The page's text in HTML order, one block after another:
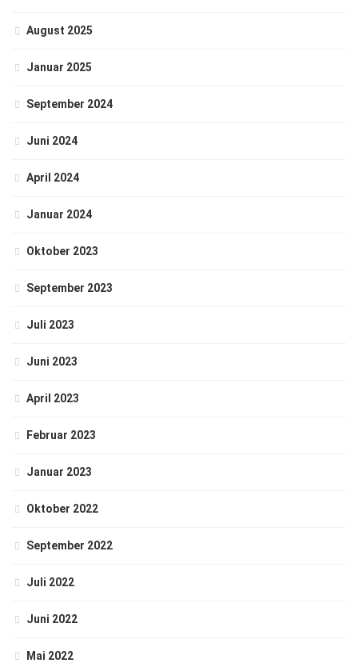
August 2025
Januar 2025
September 2024
Juni 2024
April 2024
Januar 2024
Oktober 2023
September 2023
Juli 2023
Juni 2023
April 2023
Februar 2023
Januar 2023
Oktober 2022
September 2022
Juli 2022
Juni 2022
Mai 2022